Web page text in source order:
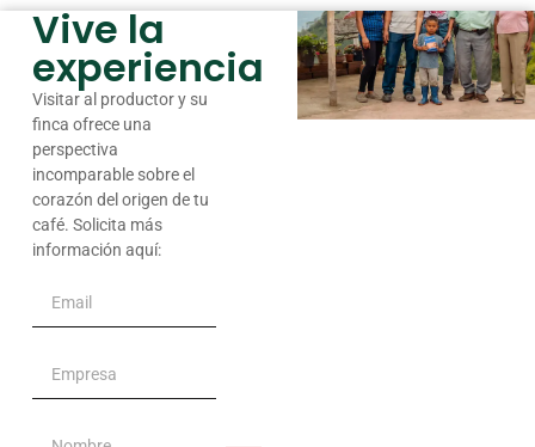
Vive la
experiencia
Visitar al productor y su
finca ofrece una
perspectiva
incomparable sobre el
corazón del origen de tu
café. Solicita más
información aquí: